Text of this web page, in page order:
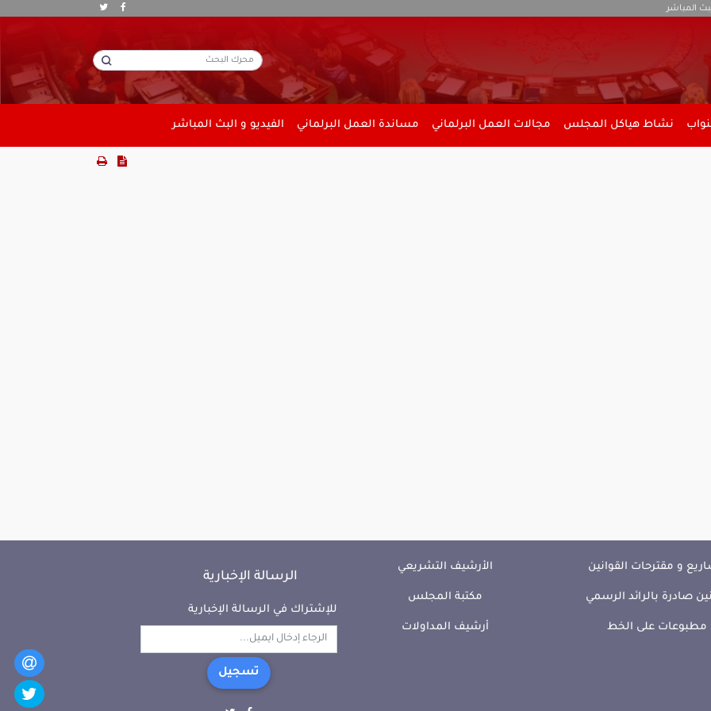
المباشر
نشاط هياكل المجلس مجالات العمل البرلماني مساندة العمل البرلماني الفيديو و البث المباشر
و مقترحات القوانين
صادرة بالرائد الرسمي
مطبوعات على الخط
الأرشيف التشريعي
مكتبة المجلس
أرشيف المداولات
الرسالة الإخبارية
للإشتراك في الرسالة الإخبارية
تسجيل